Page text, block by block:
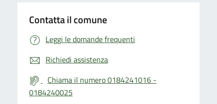
Contatta il comune
Leggi le domande frequenti
Richiedi assistenza
Chiama il numero 0184241016 -
0184240025